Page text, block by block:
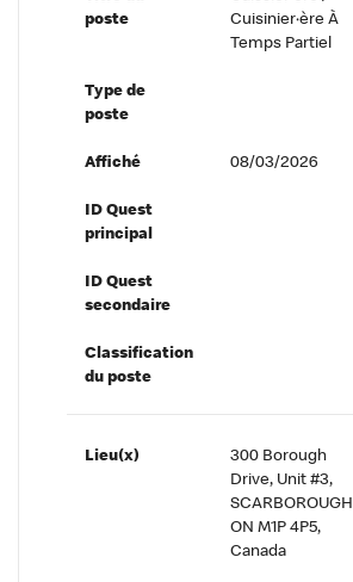
poste
Cuisinier·ère À
Temps Partiel
Type de
poste
Affiché 08/03/2026
ID Quest
principal
ID Quest
secondaire
Classification
du poste
Lieu(x)
300 Borough
Drive, Unit #3,
SCARBOROUGH
ON M1P 4P5,
Canada